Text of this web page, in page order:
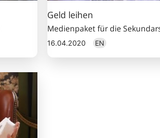
Geld leihen
Medienpaket für die
16.04.2020 EN